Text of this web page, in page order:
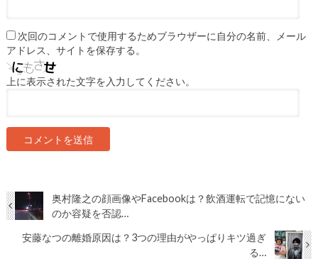
次回のコメントで使用するためブラウザーに自分の名前、メール
アドレス、サイトを保存する。
上に表示された文字を入力してください。
奥村隆之の顔画像やFacebookは？飲酒運転で記憶にない
のか容疑を否認…
安藤なつの離婚原因は？3つの理由がやっぱりキツ過ぎ
る…